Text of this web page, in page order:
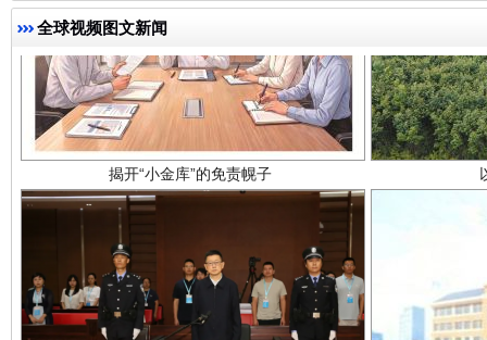
全球视频图文新闻
揭开“小金库”的免责幌子
受贿1.44亿！段成刚被判无期 从幼